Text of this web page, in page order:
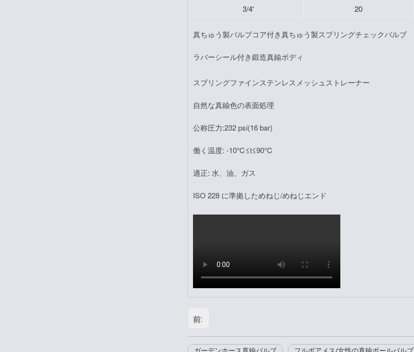
3/4' 20
真ちゅう製バルブコア付き真ちゅう製スプリングチェックバルブ
ラバーシール付き鍛造真鍮ボディ
スプリングファインステンレスメッシュストレーナー
自然な真鍮色の表面処理
公称圧力:232 psi(16 bar)
働く温度: -10℃≤t≤90℃
適正: 水、油、ガス
ISO 228 に準拠しためねじ/めねじエンド
前: